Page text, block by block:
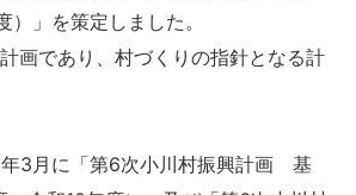
）」を策定しました。
画であり、村づくりの指針となる計
年3月に「第6次小川村振興計画 基